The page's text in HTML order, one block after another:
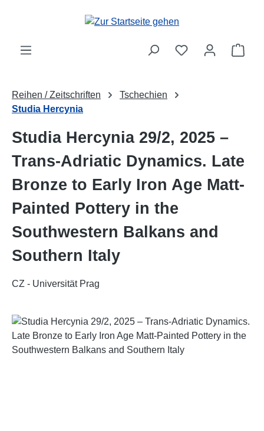
Zum Hauptinhalt springen
Reihen / Zeitschriften
Tschechien
Studia Hercynia
Studia Hercynia 29/2, 2025 –
Trans-Adriatic Dynamics. Late
Bronze to Early Iron Age Matt-
Painted Pottery in the
Southwestern Balkans and
Southern Italy
CZ - Universität Prag
Bildergalerie überspringen